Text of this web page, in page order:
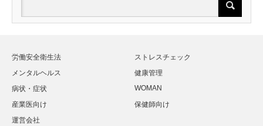
労働安全衛生法
ストレスチェック
メンタルヘルス
健康管理
病状・症状
WOMAN
産業医向け
保健師向け
運営会社